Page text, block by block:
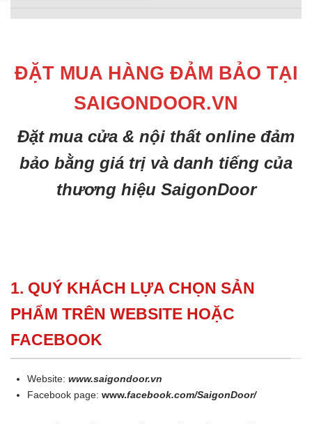
ĐẶT MUA HÀNG ĐẢM BẢO TẠI
SAIGONDOOR.VN
Đặt mua cửa & nội thất online đảm
bảo bằng giá trị và danh tiếng của
thương hiệu SaigonDoor
1. QUÝ KHÁCH LỰA CHỌN SẢN
PHẨM TRÊN WEBSITE HOẶC
FACEBOOK
Website:www.saigondoor.vn
Facebook page:www.facebook.com/SaigonDoor/